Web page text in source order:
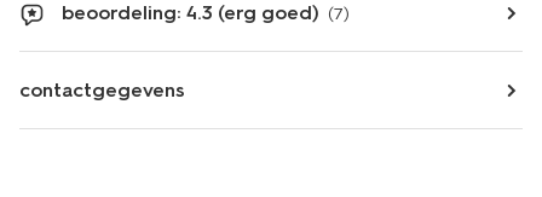
beoordeling: 4.3 (erg goed) (7)
contactgegevens